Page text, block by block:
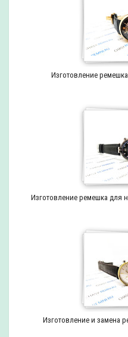
Изготовление
Изготовление ремешка для
Изготовление и замена